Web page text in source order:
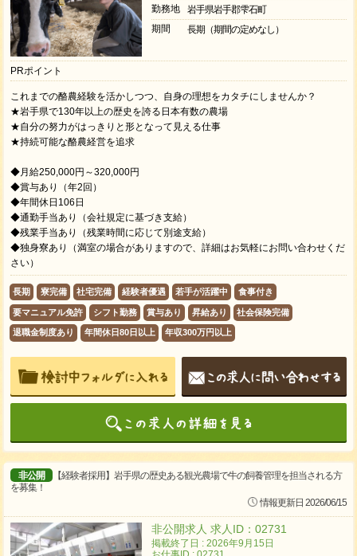
勤務地
岩手県岩手郡雫石町
期間
長期（期間の定めなし）
PRポイント
これまでの酪農経験を活かしつつ、自身の理想をカタチにしませんか？
★岩手県で130年以上の歴史を誇る日本有数の農場
★自分の努力がはっきりと形となって見える仕事
★持続可能な酪農経営を追求
◆月給250,000円～320,000円
◆賞与あり（年2回）
◆年間休日106日
◆通勤手当あり（会社規定に基づき支給）
◆残業手当あり（残業時間に応じて別途支給）
◆独身寮あり（満室の場合がありますので、詳細はお気軽にお問い合わせくだ
さい）
長期 寮完備 社宅完備 経験者優遇 若手が活躍中 食事付き
要マニュアル免許 シフト勤務 賞与あり 昇給あり 社会保険完備
退職金制度あり 年間休日80日以上 年収300万円以上
非公開
【経験者採用】岩手県の歴史ある観光農場で牛の飼養管理を担当される方
を募集！
情報更新日 2026/06/15
非公開求人 求人ID：02731
掲載終了日 : 2026年9月15日